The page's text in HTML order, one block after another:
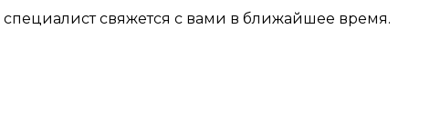
свяжется с вами в ближайшее время.